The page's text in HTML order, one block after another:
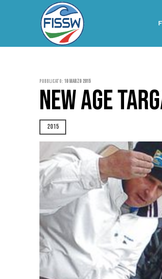
Pubblicato: 10 Marzo 2015
NEW AGE
2015